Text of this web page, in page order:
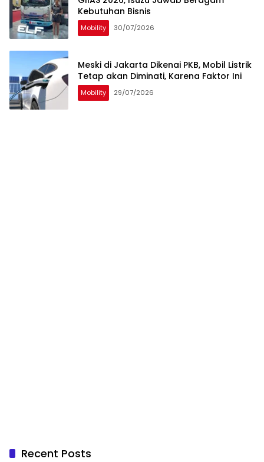
Kebutuhan Bisnis
Mobility 30/07/2026
Meski di Jakarta Dikenai PKB, Mobil Listrik
Tetap akan Diminati, Karena Faktor Ini
Mobility 29/07/2026
Recent Posts